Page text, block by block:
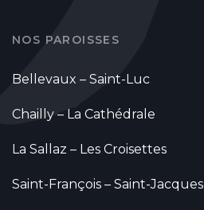
NOS PAROISSES
Bellevaux – Saint-Luc
Chailly – La Cathédrale
La Sallaz – Les Croisettes
Saint-François – Saint-Jacques